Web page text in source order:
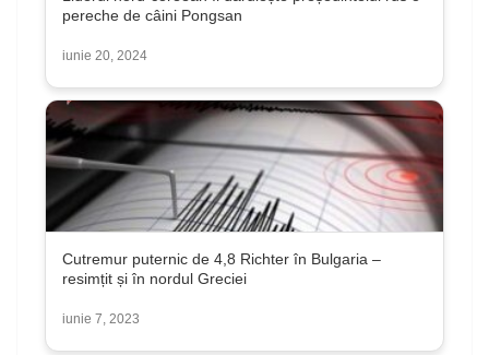
pereche de câini Pongsan
iunie 20, 2024
Cutremur puternic de 4,8 Richter în Bulgaria –
resimțit și în nordul Greciei
iunie 7, 2023